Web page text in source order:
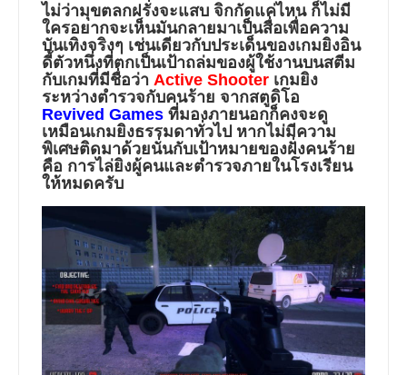
ไม่ว่ามุขตลกฝรั่งจะแสบ จิกกัดแค่ไหน ก็ไม่มี
ใครอยากจะเห็นมันกลายมาเป็นสื่อเพื่อความ
บันเทิงจริงๆ เช่นเดียวกับประเด็นของเกมยิงอิน
ดี้ตัวหนึ่งที่ตกเป็นเป้าถล่มของผู้ใช้งานบนสตีม
กับเกมที่มีชื่อว่า Active Shooter เกมยิง
ระหว่างตำรวจกับคนร้าย จากสตูดิโอ
Revived Games ที่มองภายนอกก็คงจะดู
เหมือนเกมยิงธรรมดาทั่วไป หากไม่มีความ
พิเศษติดมาด้วยนั่นกับเป้าหมายของฝั่งคนร้าย
คือ การไล่ยิงผู้คนและตำรวจภายในโรงเรียน
ให้หมดครับ